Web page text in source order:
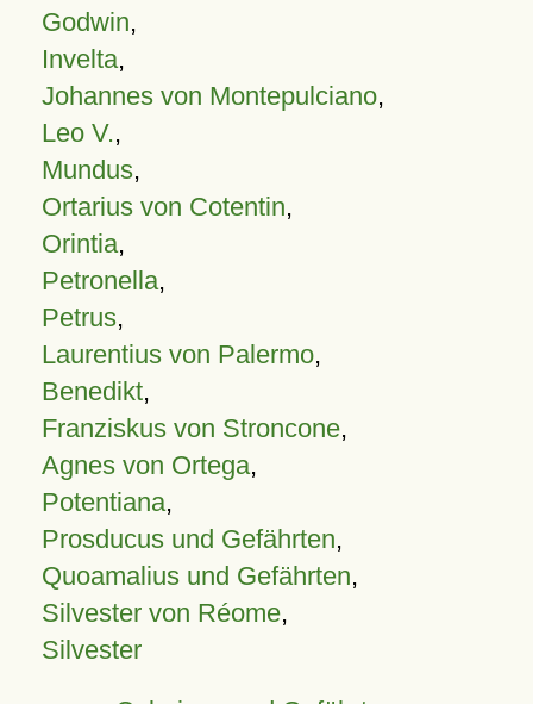
Godwin,
Invelta,
Johannes von Montepulciano,
Leo V.,
Mundus,
Ortarius von Cotentin,
Orintia,
Petronella,
Petrus,
Laurentius von Palermo,
Benedikt,
Franziskus von Stroncone,
Agnes von Ortega,
Potentiana,
Prosducus und Gefährten,
Quoamalius und Gefährten,
Silvester von Réome,
Silvester